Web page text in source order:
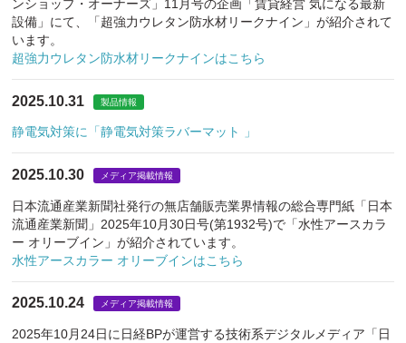
ンショップ・オーナーズ」11月号の企画「賃貸経営 気になる最新
設備」にて、「超強力ウレタン防水材リークナイン」が紹介されて
います。
超強力ウレタン防水材リークナインはこちら
2025.10.31 製品情報
静電気対策に「静電気対策ラバーマット 」
2025.10.30 メディア掲載情報
日本流通産業新聞社発行の無店舗販売業界情報の総合専門紙「日本
流通産業新聞」2025年10月30日号(第1932号)で「水性アースカラ
ー オリーブイン」が紹介されています。
水性アースカラー オリーブインはこちら
2025.10.24 メディア掲載情報
2025年10月24日に日経BPが運営する技術系デジタルメディア「日